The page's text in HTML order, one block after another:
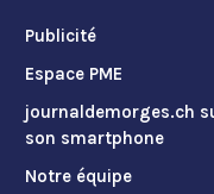
Publicité
Espace PME
journaldemorges.ch
son smartphone
Notre équipe